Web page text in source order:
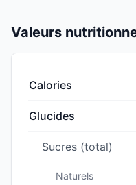
Valeurs
Calories
Glucides
Sucres (total)
Naturels